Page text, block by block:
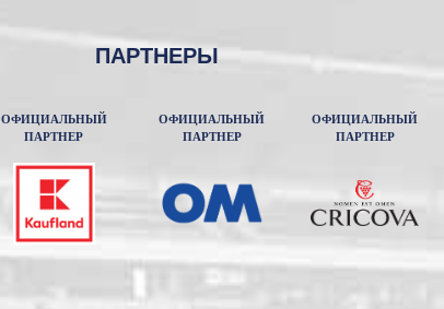
ПАРТНЕРЫ
ОФИЦИАЛЬНЫЙ
ПАРТНЕР
ОФИЦИАЛЬНЫЙ
ПАРТНЕР
ОФИЦИАЛЬНЫЙ
ПАРТНЕР